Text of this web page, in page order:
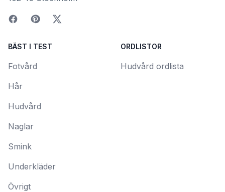
BÄST I TEST
Fotvård
Hår
Hudvård
Naglar
Smink
Underkläder
Övrigt
ORDLISTOR
Hudvård ordlista